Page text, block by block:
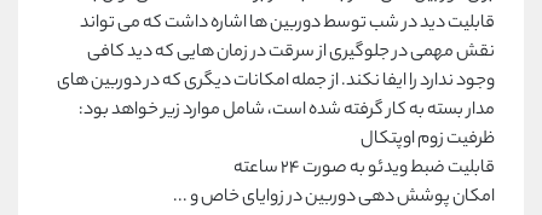
قابلیت دید در شب توسط دوربین ها اشاره داشت که می تواند
نقش مهمی در جلوگیری از سرقت در زمان هایی که دید کافی
وجود ندارد را ایفا نکند. از جمله امکانات دیگری که در دوربین های
مدار بسته به کار گرفته شده است، شامل موارد زیر خواهد بود:
ظرفیت زوم اوپتکال
قابلیت ضبط ویدئو به صورت ۲۴ ساعته
امکان پوشش دهی دوربین در زوایای خاص و ...